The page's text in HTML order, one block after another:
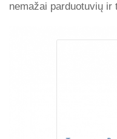
nemažai parduotuvių